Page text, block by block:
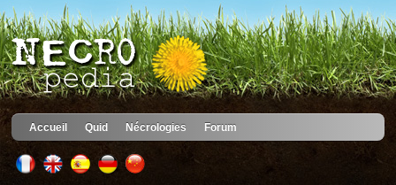
Accueil Quid Nécrologies Forum